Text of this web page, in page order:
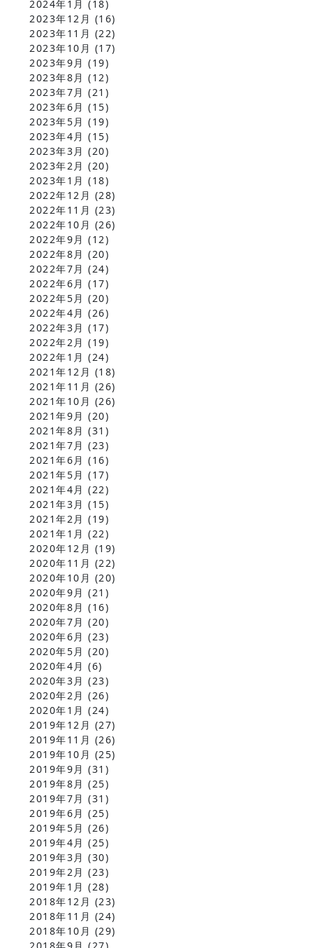
2024年1月 (18)
2023年12月 (16)
2023年11月 (22)
2023年10月 (17)
2023年9月 (19)
2023年8月 (12)
2023年7月 (21)
2023年6月 (15)
2023年5月 (19)
2023年4月 (15)
2023年3月 (20)
2023年2月 (20)
2023年1月 (18)
2022年12月 (28)
2022年11月 (23)
2022年10月 (26)
2022年9月 (12)
2022年8月 (20)
2022年7月 (24)
2022年6月 (17)
2022年5月 (20)
2022年4月 (26)
2022年3月 (17)
2022年2月 (19)
2022年1月 (24)
2021年12月 (18)
2021年11月 (26)
2021年10月 (26)
2021年9月 (20)
2021年8月 (31)
2021年7月 (23)
2021年6月 (16)
2021年5月 (17)
2021年4月 (22)
2021年3月 (15)
2021年2月 (19)
2021年1月 (22)
2020年12月 (19)
2020年11月 (22)
2020年10月 (20)
2020年9月 (21)
2020年8月 (16)
2020年7月 (20)
2020年6月 (23)
2020年5月 (20)
2020年4月 (6)
2020年3月 (23)
2020年2月 (26)
2020年1月 (24)
2019年12月 (27)
2019年11月 (26)
2019年10月 (25)
2019年9月 (31)
2019年8月 (25)
2019年7月 (31)
2019年6月 (25)
2019年5月 (26)
2019年4月 (25)
2019年3月 (30)
2019年2月 (23)
2019年1月 (28)
2018年12月 (23)
2018年11月 (24)
2018年10月 (29)
2018年9月 (27)